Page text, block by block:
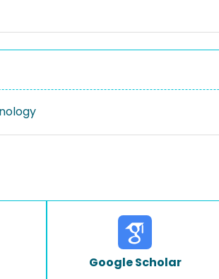
Google Scholar